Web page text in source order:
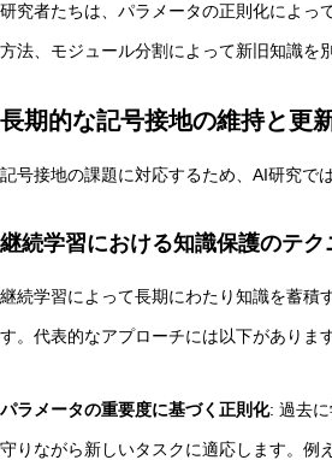
研究者たちは、パラメータの正則化によっ
方法、モジュール分割によって新旧知識を
長期的な記号接地の維持と更
記号接地の課題に対応するため、AI研究で
継続学習における知識保護のテク
継続学習によって長期にわたり知識を蓄積
す。代表的なアプローチには以下がありま
パラメータの重要度に基づく正則化: 過去
守りながら新しいタスクに適応します。例